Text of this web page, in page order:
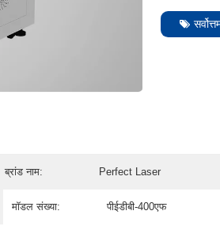
ब्रांड नाम: Perfect Laser
मॉडल संख्या: पीईडीबी-400एफ